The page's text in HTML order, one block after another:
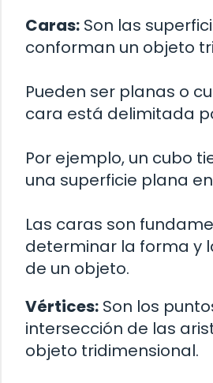
Caras: Son las
conforman un objeto
Pueden ser planas o
cara está delimitada
Por ejemplo, un cubo
una superficie plana
Las caras son
determinar la forma y
de un objeto.
Vértices: Son los
intersección de las
objeto tridimensional.